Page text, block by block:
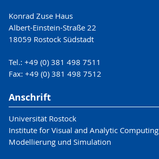
Konrad Zuse Haus
Albert-Einstein-Straße 22
18059 Rostock Südstadt
Tel.: +49 (0) 381 498 7511
Fax: +49 (0) 381 498 7512
Anschrift
Universität Rostock
Institute for Visual and Analytic Computing
Modellierung und Simulation